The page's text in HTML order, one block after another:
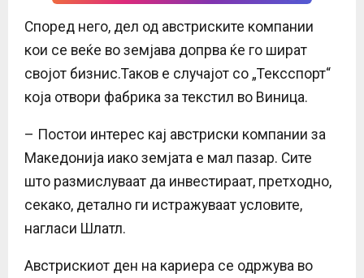
Според него, дел од австриските компании
кои се веќе во земјава допрва ќе го шират
својот бизнис.Таков е случајот со „Тексспорт“
која отвори фабрика за текстил во Виница.
– Постои интерес кај австриски компании за
Македонија иако земјата е мал пазар. Сите
што размислуваат да инвестираат, претходно,
секако, детално ги истражуваат условите,
нагласи Шлатл.
Австрискиот ден на кариера се одржува во